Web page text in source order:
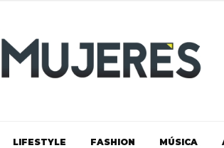
LIFESTYLE FASHION MÚSICA